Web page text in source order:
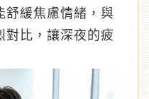
舒緩焦慮情緒，與
對比，讓深夜的疲